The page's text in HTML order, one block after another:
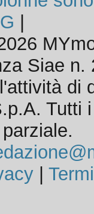
Siae n.
di
Tutti
|